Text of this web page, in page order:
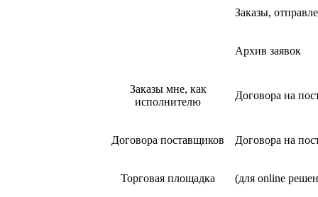
Заказы,
Архив заявок
Заказы мне, как
исполнителю
Договора на
Договора поставщиков Договора на
Торговая площадка (для online